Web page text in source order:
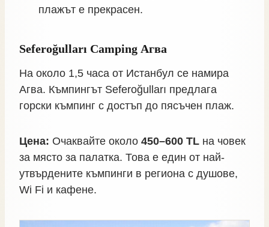
плажът е прекрасен.
Seferoğulları Camping Агва
На около 1,5 часа от Истанбул се намира
Агва. Къмпингът Seferoğulları предлага
горски къмпинг с достъп до пясъчен плаж.
Цена: Очаквайте около 450–600 TL на човек
за място за палатка. Това е един от най-
утвърдените къмпинги в региона с душове,
Wi Fi и кафене.